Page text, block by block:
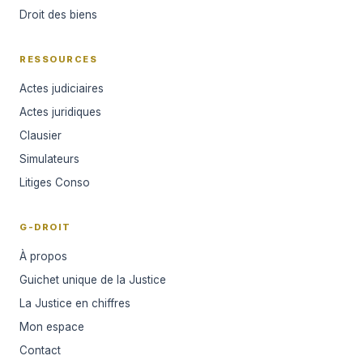
Droit des biens
RESSOURCES
Actes judiciaires
Actes juridiques
Clausier
Simulateurs
Litiges Conso
G-DROIT
À propos
Guichet unique de la Justice
La Justice en chiffres
Mon espace
Contact